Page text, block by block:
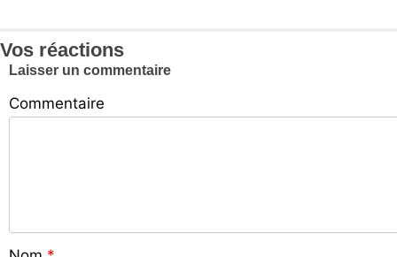
Vos réactions
Laisser un commentaire
Commentaire